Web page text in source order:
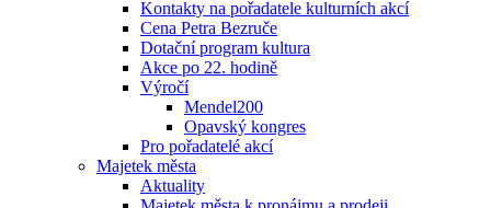
Kontakty na pořadatele kulturních akcí
Cena Petra Bezruče
Dotační program kultura
Akce po 22. hodině
Výročí
Mendel200
Opavský kongres
Pro pořadatelé akcí
Majetek města
Aktuality